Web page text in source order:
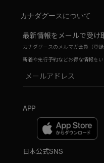
カナダグースについて
最新情報をメールで受け
カナダグースのメルマガ会員（登録
新着や先行予約などお得な情報をい
APP
日本公式SNS